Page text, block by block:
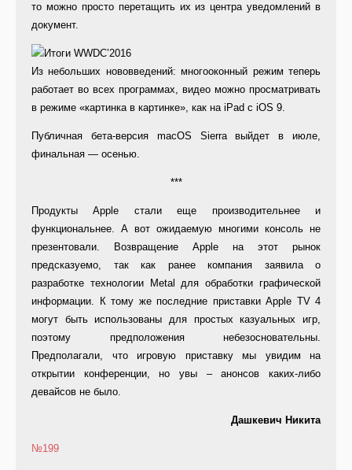
то можно просто перетащить их из центра уведомлений в
документ.
Из небольших нововведений: многооконный режим теперь
работает во всех программах, видео можно просматривать
в режиме «картинка в картинке», как на iPad с iOS 9.
Публичная бета-версия macOS Sierra выйдет в июле,
финальная — осенью.
***
Продукты Apple стали еще производительнее и
функциональнее. А вот ожидаемую многими консоль не
презентовали. Возвращение Apple на этот рынок
предсказуемо, так как ранее компания заявила о
разработке технологии Metal для обработки графической
информации. К тому же последние приставки Apple TV 4
могут быть использованы для простых казуальных игр,
поэтому предположения небезосновательны.
Предполагали, что игровую приставку мы увидим на
открытии конференции, но увы – анонсов каких-либо
девайсов не было.
Дашкевич Никита
№199